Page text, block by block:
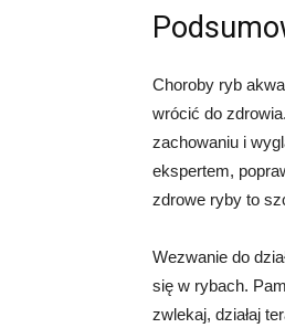
Choroby ryb
wrócić do
zachowaniu i
ekspertem,
zdrowe ryby to
Wezwanie do
się w rybach.
zwlekaj, działaj